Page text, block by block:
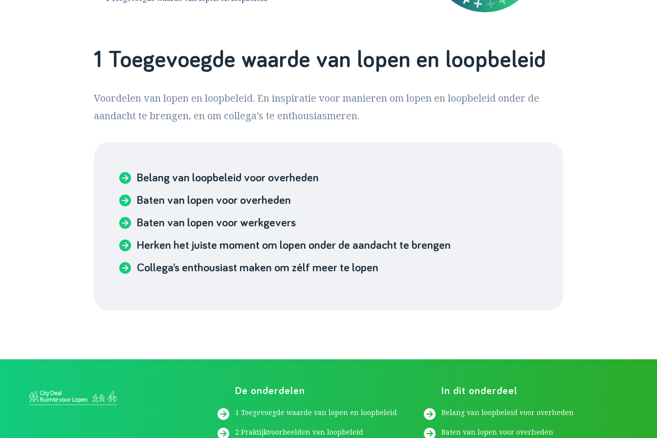
1 Toegevoegde waarde van lopen en loopbeleid
Voordelen van lopen en loopbeleid. En inspiratie voor manieren om lopen en loopbeleid onder de
aandacht te brengen, en om collega’s te enthousiasmeren.
Belang van loopbeleid voor overheden
Baten van lopen voor overheden
Baten van lopen voor werkgevers
Herken het juiste moment om lopen onder de aandacht te brengen
Collega’s enthousiast maken om zélf meer te lopen
De onderdelen
1 Toegevoegde waarde van lopen en loopbeleid
2 Praktijkvoorbeelden van loopbeleid
In dit onderdeel
Belang van loopbeleid voor overheden
Baten van lopen voor overheden